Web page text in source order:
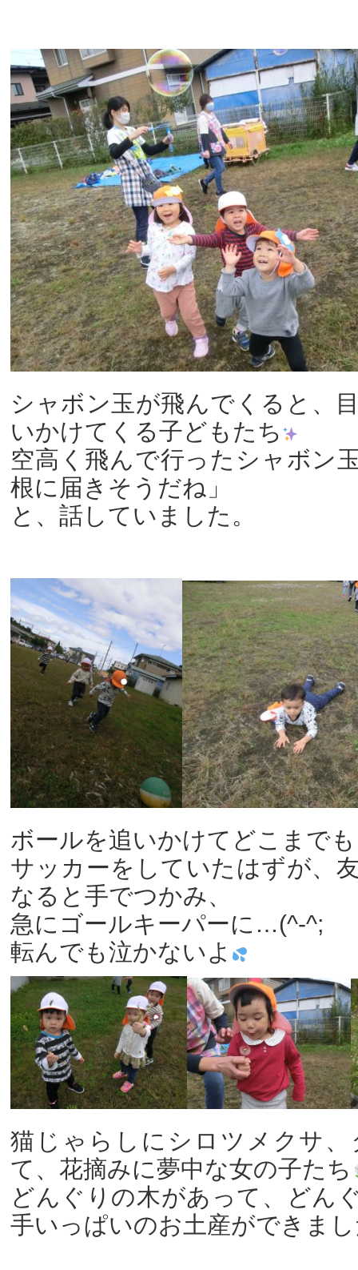
シャボン玉が飛んでくると、
いかけてくる子どもたち
空高く飛んで行ったシャボン
根に届きそうだね」
と、話していました。
ボールを追いかけてどこまで
サッカーをしていたはずが、
なると手でつかみ、
急にゴールキーパーに…(^-^;
転んでも泣かないよ
猫じゃらしにシロツメクサ
て、花摘みに夢中な女の子たち
どんぐりの木があって、どん
手いっぱいのお土産ができま